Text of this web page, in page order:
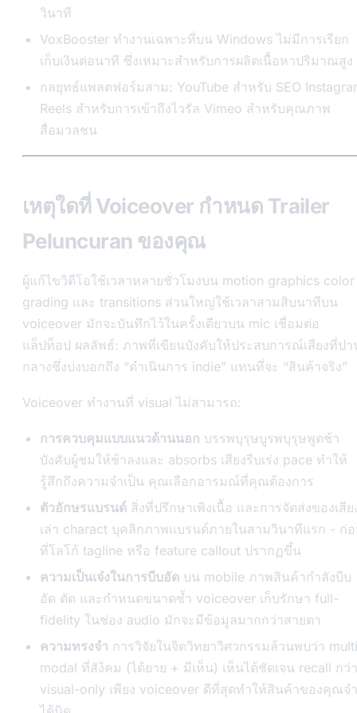
วินาที
VoxBooster ทำงานเฉพาะที่บน Windows ไม่มีการเรียก
เก็บเงินต่อนาที ซึ่งเหมาะสำหรับการผลิตเนื้อหาปริมาณสูง
กลยุทธ์แพลตฟอร์มสาม: YouTube สำหรับ SEO
Reels สำหรับการเข้าถึงไวรัล Vimeo สำหรับคุณภาพ
สื่อมวลชน
เหตุใดที่ Voiceover กำหนด Trailer
Peluncuran ของคุณ
ผู้แก้ไขวิดีโอใช้เวลาหลายชั่วโมงบน motion graphics color
grading และ transitions ส่วนใหญ่ใช้เวลาสามสิบนาทีบน
voiceover มักจะบันทึกไว้ในครั้งเดียวบน mic เชื่อมต่อ
แล็ปท็อป ผลลัพธ์: ภาพที่เขียนบังคับให้ประสบการณ์เสียงที่ปา
กลางซึ่งบ่งบอกถึง “ดำเนินการ indie” แทนที่จะ “สินค้าจริง”
Voiceover ทำงานที่ visual ไม่สามารถ:
การควบคุมแบบแนวด้านนอก บรรพบุรุษบูรพบุรุษพูดช้า
บังคับผู้ชมให้ช้าลงและ absorbs เสียงรีบเร่ง pace ทำให้
รู้สึกถึงความจำเป็น คุณเลือกอารมณ์ที่คุณต้องการ
ตัวอักษรแบรนด์ สิ่งที่ปรึกษาเพิงเนื้อ และการจัดส่งของเสีย
เล่า charact บุคลิกภาพแบรนด์ภายในสามวินาทีแรก - ก่
ที่โลโก้ tagline หรือ feature callout ปรากฏขึ้น
ความเป็นเจ๋งในการบีบอัด บน mobile ภาพสินค้ากำลังบีบ
อัด ตัด และกำหนดขนาดซ้ำ voiceover เก็บรักษา full-
fidelity ในช่อง audio มักจะมีข้อมูลมากกว่าสายตา
ความทรงจำ การวิจัยในจิตวิทยาวิศวกรรมล้วนพบว่า
modal ที่สัง้คม (ได้ยาย + มีเห็น) เห็นได้ชัดเจน recall กว่า
visual-only เพียง voiceover ดีที่สุดทำให้สินค้าของคุณจำ